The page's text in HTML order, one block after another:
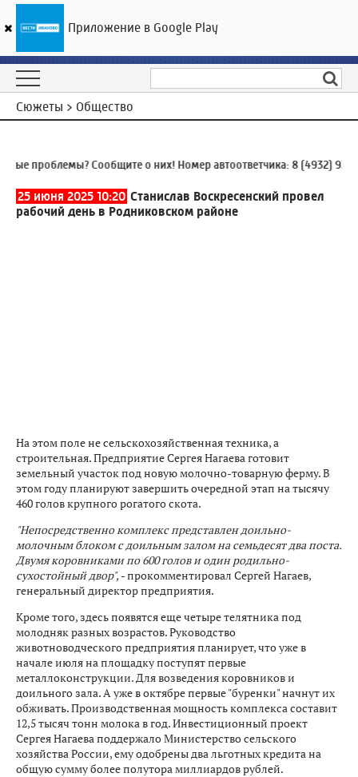
ГТРК «Ивтелерадио»
Сюжеты > Общество
проблемы? Сообщите о них! Номер автоответчика:8 (4932) 930-930
25 июня 2025 10:20 Станислав Воскресенский провел
рабочий день в Родниковском районе
На этом поле не сельскохозяйственная техника, а
строительная. Предприятие Сергея Нагаева готовит
земельный участок под новую молочно-товарную ферму. В
этом году планируют завершить очередной этап на тысячу
460 голов крупного рогатого скота.
"Непосредственно комплекс представлен доильно-
молочным блоком с доильным залом на семьдесят два поста.
Двумя коровниками по 600 голов и один родильно-
сухостойный двор", - прокомментировал Сергей Нагаев,
генеральный директор предприятия.
Кроме того, здесь появятся еще четыре телятника под
молодняк разных возрастов. Руководство
животноводческого предприятия планирует, что уже в
начале июля на площадку поступят первые
металлоконструкции. Для возведения коровников и
доильного зала. А уже в октябре первые "буренки" начнут их
обживать. Производственная мощность комплекса составит
12,5 тысяч тонн молока в год. Инвестиционный проект
Сергея Нагаева поддержало Министерство сельского
хозяйства России, ему одобрены два льготных кредита на
общую сумму более полутора миллиардов рублей.
Приложение в Google Play